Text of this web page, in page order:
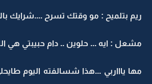
ريم بتلميح : مو وقتك تسرح ....شرايك
مشعل : ايه ... حلوين .. دام حبيبتي هي
مها ياااربي ...هذا شسالفته اليوم